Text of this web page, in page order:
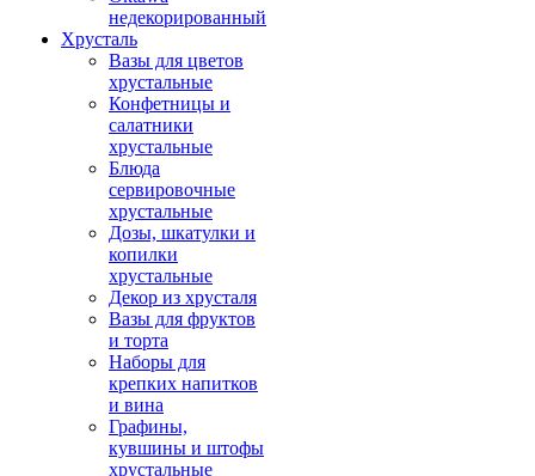
недекорированный
Хрусталь
Вазы для цветов
хрустальные
Конфетницы и
салатники
хрустальные
Блюда
сервировочные
хрустальные
Дозы, шкатулки и
копилки
хрустальные
Декор из хрусталя
Вазы для фруктов
и торта
Наборы для
крепких напитков
и вина
Графины,
кувшины и штофы
хрустальные